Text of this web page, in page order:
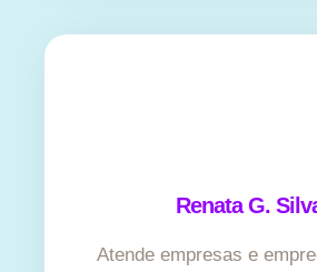
Renata G.
Atende empresas e